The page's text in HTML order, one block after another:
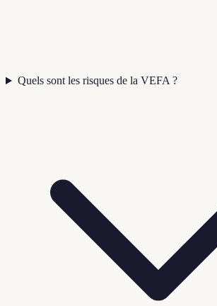
Quels sont les risques de la VEFA ?